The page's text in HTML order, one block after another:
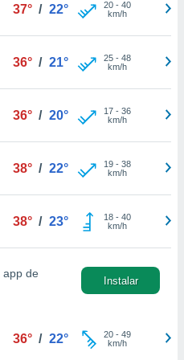
37° / 22° 20- 40
km/h
36° / 21° 25- 48
km/h
36° / 20° 17- 36
km/h
38° / 22° 19- 38
km/h
38° / 23° 18- 40
km/h
app de
Instalar
36° / 22° 20- 49
km/h